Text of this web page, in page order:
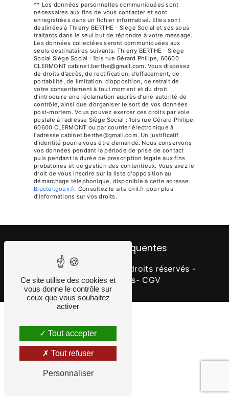
** Les données personnelles communiquées sont
nécessaires aux fins de vous contacter et sont
enregistrées dans un fichier informatisé. Elles sont
destinées à Thierry BERTHE - Siège Social et ses sous-
traitants dans le seul but de répondre à votre message.
Les données collectées seront communiquées aux
seuls destinataires suivants: Thierry BERTHE - Siège
Social Siège Social : 1bis rue Gérard Philipe, 60600
CLERMONT cabinet.berthe@gmail.com. Vous disposez
de droits d’accès, de rectification, d’effacement, de
portabilité, de limitation, d’opposition, de retrait de
votre consentement à tout moment et du droit
d’introduire une réclamation auprès d’une autorité de
contrôle, ainsi que d’organiser le sort de vos données
post-mortem. Vous pouvez exercer ces droits par voie
postale à l'adresse Siège Social : 1bis rue Gérard Philipe,
60600 CLERMONT ou par courrier électronique à
l'adresse cabinet.berthe@gmail.com. Un justificatif
d'identité pourra vous être demandé. Nous conservons
vos données pendant la période de prise de contact
puis pendant la durée de prescription légale aux fins
probatoires et de gestion des contentieux. Vous avez le
droit de vous inscrire sur la liste d'opposition au
démarchage téléphonique, disponible à cette adresse:
Bloctel.gouv.fr. Consultez le site cnil.fr pour plus
d’informations sur vos droits.
Recherches fréquentes
Vistalid
- 2026 - Tous droits réservés -
Mentions légales- CGV
Ce site utilise des cookies et
vous donne le contrôle sur
ceux que vous souhaitez
activer
Tout accepter
Tout refuser
Personnaliser